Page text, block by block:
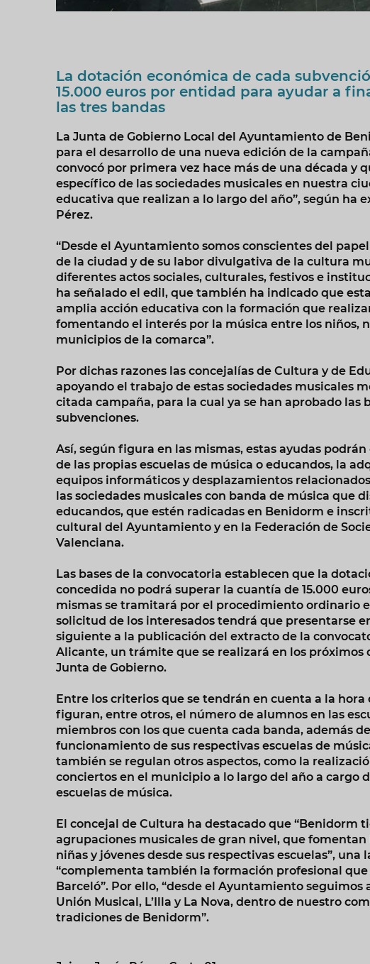
La dotación económica de cada
15.000 euros por entidad para ayudar a
las tres bandas
La Junta de Gobierno Local del Ayuntamiento de
para el desarrollo de una nueva edición de la
convocó por primera vez hace más de una década y
específico de las sociedades musicales en nuestra
educativa que realizan a lo largo del año”, según ha
Pérez.
“Desde el Ayuntamiento somos conscientes del
de la ciudad y de su labor divulgativa de la cultura
diferentes actos sociales, culturales, festivos e
ha señalado el edil, que también ha indicado que
amplia acción educativa con la formación que
fomentando el interés por la música entre los niños,
municipios de la comarca”.
Por dichas razones las concejalías de Cultura y de
apoyando el trabajo de estas sociedades musicales
citada campaña, para la cual ya se han aprobado las
subvenciones.
Así, según figura en las mismas, estas ayudas
de las propias escuelas de música o educandos, la
equipos informáticos y desplazamientos
las sociedades musicales con banda de música que
educandos, que estén radicadas en Benidorm e
cultural del Ayuntamiento y en la Federación de
Valenciana.
Las bases de la convocatoria establecen que la
concedida no podrá superar la cuantía de 15.000
mismas se tramitará por el procedimiento ordinario
solicitud de los interesados tendrá que presentarse
siguiente a la publicación del extracto de la
Alicante, un trámite que se realizará en los próximos
Junta de Gobierno.
Entre los criterios que se tendrán en cuenta a la
figuran, entre otros, el número de alumnos en las
miembros con los que cuenta cada banda, además
funcionamiento de sus respectivas escuelas de
también se regulan otros aspectos, como la
conciertos en el municipio a lo largo del año a cargo
escuelas de música.
El concejal de Cultura ha destacado que “Benidorm
agrupaciones musicales de gran nivel, que
niñas y jóvenes desde sus respectivas escuelas”,
“complementa también la formación profesional
Barceló”. Por ello, “desde el Ayuntamiento
Unión Musical, L’Illa y La Nova, dentro de nuestro
tradiciones de Benidorm”.